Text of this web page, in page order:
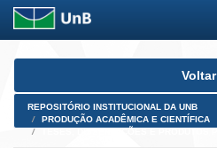
Skip
Voltar
REPOSITÓRIO INSTITUCIONAL DA UNB
PRODUÇÃO ACADÊMICA E CIENTÍFICA